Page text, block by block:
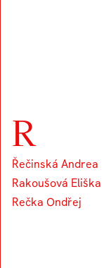
R
Řečinská Andrea
Rakoušová Eliška
Rečka Ondřej